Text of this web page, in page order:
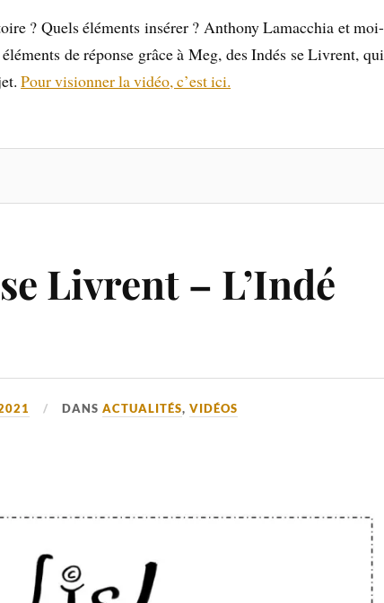
? Quels éléments insérer ? Anthony Lamacchia et moi-
de réponse grâce à Meg, des Indés se Livrent, qui
Pour visionner la vidéo, c’est ici.
Livrent – L’Indé
DANSACTUALITÉS,VIDÉOS